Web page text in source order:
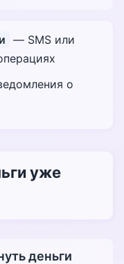
— SMS или
о
уже
деньги